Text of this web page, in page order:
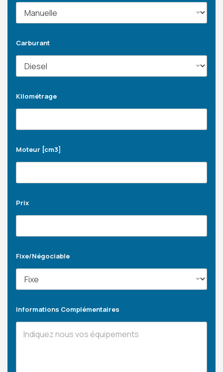
Carburant
Kilométrage
Moteur [cm3]
Prix
Fixe/Négociable
Informations Complémentaires